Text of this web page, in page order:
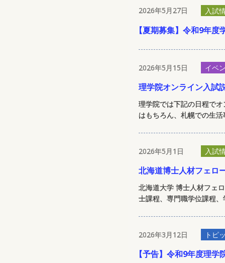
2026年5月27日 入試
【夏期募集】令和9年度
2026年5月15日 イベ
理学院オンライン入試
理学院では下記の日程で
はもちろん、札幌での生
2026年5月1日 入試
北海道博士人材フェロ
北海道大学 博士人材フェ
士課程、専門職学位課程
2026年3月12日 トピ
【予告】令和9年度理学